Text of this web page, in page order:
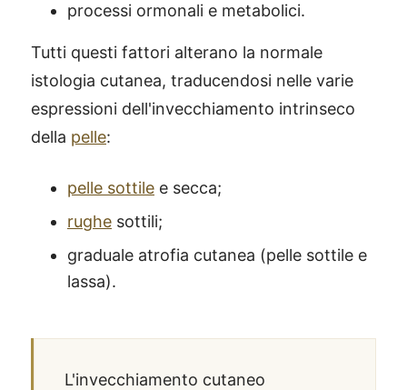
processi ormonali e metabolici.
Tutti questi fattori alterano la normale
istologia cutanea, traducendosi nelle varie
espressioni dell'invecchiamento intrinseco
della pelle:
pelle sottile e secca;
rughe sottili;
graduale atrofia cutanea (pelle sottile e
lassa).
L'invecchiamento cutaneo